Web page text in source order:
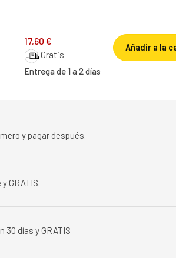
17,60 €
Gratis
Entrega de 1 a 2 días
Añadir a la
y pagar después.
GRATIS.
30 días y GRATIS